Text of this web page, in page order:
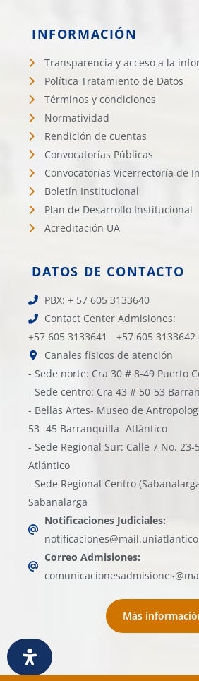
INFORMACIÓN
Transparencia y acceso a la
Política Tratamiento de Datos
Términos y condiciones
Normatividad
Rendición de cuentas
Convocatorías Públicas
Convocatorías Vicerrectoría de
Boletín Institucional
Plan de Desarrollo Institucional
Acreditación UA
DATOS DE CONTACTO
PBX: + 57 605 3133640
Contact Center Admisiones:
+57 605 3133641 - +57 605 3133642
Canales físicos de atención
- Sede norte: Cra 30 # 8-49 Puerto
- Sede centro: Cra 43 # 50-53
- Bellas Artes- Museo de
53- 45 Barranquilla- Atlántico
- Sede Regional Sur: Calle 7 No.
Atlántico
- Sede Regional Centro
Sabanalarga
Notificaciones Judiciales:
Correo Admisiones:
Más